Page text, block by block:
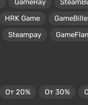
GameRay
HRK Game
Steampay
От 20% От 30%